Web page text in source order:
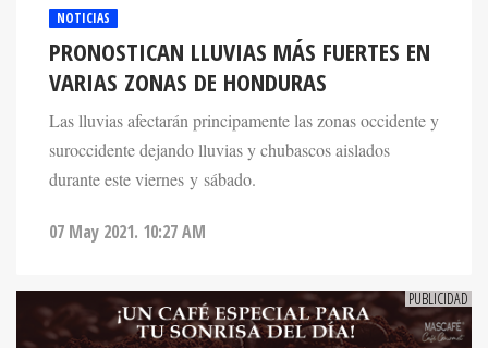
NOTICIAS
PRONOSTICAN LLUVIAS MÁS FUERTES EN
VARIAS ZONAS DE HONDURAS
Las lluvias afectarán principamente las zonas occidente y
suroccidente dejando lluvias y chubascos aislados
durante este viernes y sábado.
07 May 2021. 10:27 AM